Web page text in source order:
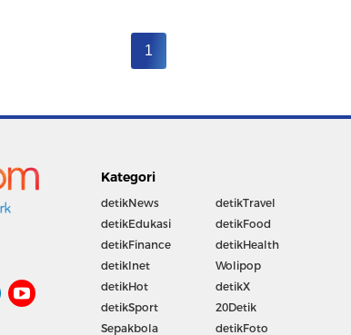
1
Kategori
detikNews
detikEdukasi
detikFinance
detikInet
detikHot
detikSport
Sepakbola
detikTravel
detikFood
detikHealth
Wolipop
detikX
20Detik
detikFoto